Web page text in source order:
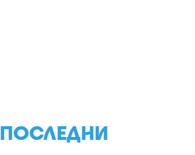
ПОСЛЕДНИ